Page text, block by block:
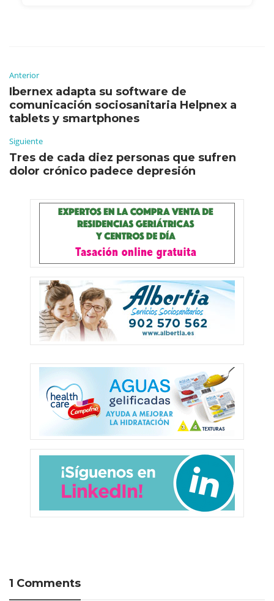
Anterior
Ibernex adapta su software de
comunicación sociosanitaria Helpnex a
tablets y smartphones
Siguiente
Tres de cada diez personas que sufren
dolor crónico padece depresión
1 Comments